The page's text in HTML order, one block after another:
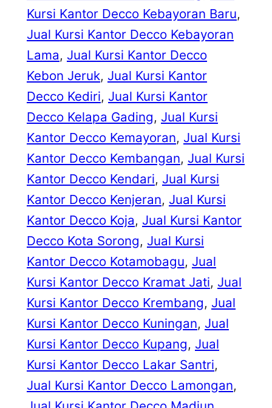
Kursi Kantor Decco Kebayoran Baru
Jual Kursi Kantor Decco Kebayoran
Lama, Jual Kursi Kantor Decco
Kebon Jeruk, Jual Kursi Kantor
Decco Kediri, Jual Kursi Kantor
Decco Kelapa Gading, Jual Kursi
Kantor Decco Kemayoran, Jual Kursi
Kantor Decco Kembangan, Jual Kursi
Kantor Decco Kendari, Jual Kursi
Kantor Decco Kenjeran, Jual Kursi
Kantor Decco Koja, Jual Kursi Kantor
Decco Kota Sorong, Jual Kursi
Kantor Decco Kotamobagu, Jual
Kursi Kantor Decco Kramat Jati, Jual
Kursi Kantor Decco Krembang, Jual
Kursi Kantor Decco Kuningan, Jual
Kursi Kantor Decco Kupang, Jual
Kursi Kantor Decco Lakar Santri
Jual Kursi Kantor Decco Lamongan